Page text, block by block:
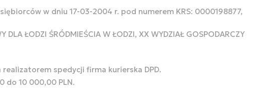
w dniu 17-03-2004 r. pod numerem KRS: 0000198877,
ŁODZI ŚRÓDMIEŚCIA W ŁODZI, XX WYDZIAŁ GOSPODARCZY
spedycji firma kurierska DPD.
do 10 000,00 PLN.